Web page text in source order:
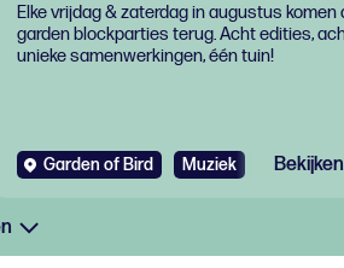
Elke vrijdag & zaterdag in augustus komen
garden blockparties terug. Acht edities,
unieke samenwerkingen, één tuin!
Garden of Bird Muziek Bekijken